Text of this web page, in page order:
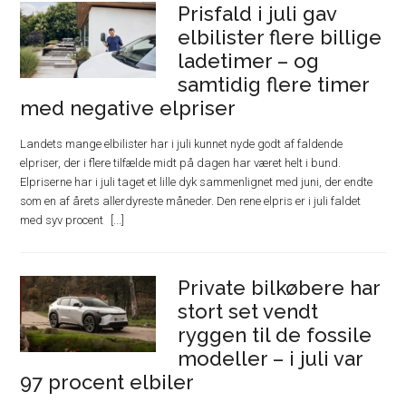
Prisfald i juli gav
elbilister flere billige
ladetimer – og
samtidig flere timer
med negative elpriser
Landets mange elbilister har i juli kunnet nyde godt af faldende
elpriser, der i flere tilfælde midt på dagen har været helt i bund.
Elpriserne har i juli taget et lille dyk sammenlignet med juni, der endte
som en af årets allerdyreste måneder. Den rene elpris er i juli faldet
med syv procent
Private bilkøbere har
stort set vendt
ryggen til de fossile
modeller – i juli var
97 procent elbiler